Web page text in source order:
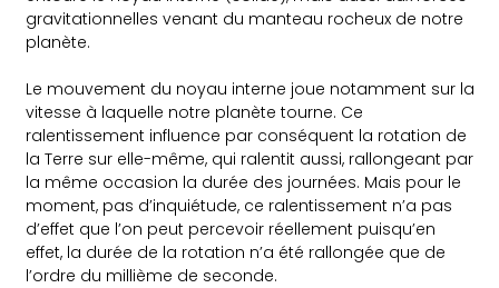
gravitationnelles venant du manteau rocheux de notre
planète.
Le mouvement du noyau interne joue notamment sur la
vitesse à laquelle notre planète tourne. Ce
ralentissement influence par conséquent la rotation de
la Terre sur elle-même, qui ralentit aussi, rallongeant par
la même occasion la durée des journées. Mais pour le
moment, pas d’inquiétude, ce ralentissement n’a pas
d’effet que l’on peut percevoir réellement puisqu’en
effet, la durée de la rotation n’a été rallongée que de
l’ordre du millième de seconde.